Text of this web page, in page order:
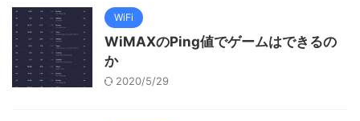
WiFi
WiMAXのPing値でゲームはできるの
か
2020/5/29